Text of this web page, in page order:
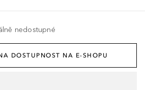
nedostupné
DOSTUPNOST NA E-SHOPU